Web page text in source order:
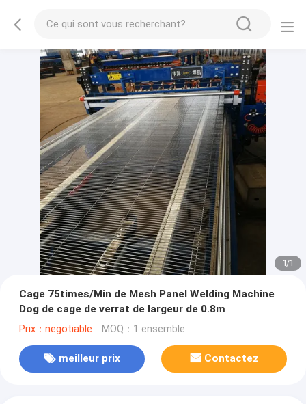
1/1
Cage 75times/Min de Mesh Panel Welding Machine
Dog de cage de verrat de largeur de 0.8m
Prix：negotiable MOQ：1 ensemble
meilleur prix Contactez